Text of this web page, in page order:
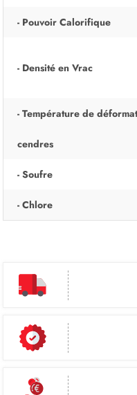
- Pouvoir Calorifique
- Densité en Vrac
- Température de
cendres
- Soufre
- Chlore